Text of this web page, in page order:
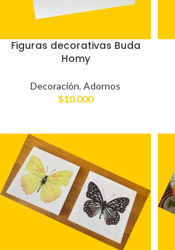
Figuras decorativas Buda
Homy
Decoración, Adornos
$10.000